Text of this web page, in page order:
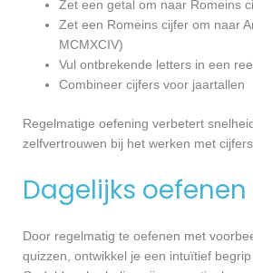
Zet een getal om naar Romeins
Zet een Romeins cijfer om naar
MCMXCIV)
Vul ontbrekende letters in een
Combineer cijfers voor jaartallen
Regelmatige oefening verbetert
zelfvertrouwen bij het werken met cijfers.
Dagelijks
Door regelmatig te oefenen met
quizzen, ontwikkel je een intuïtief